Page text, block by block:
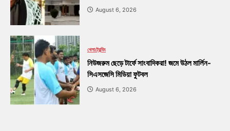
August 6, 2026
খেলাট্রেন্ডিং
নিউজরুম ছেড়ে টার্ফে সাংবাদিকরা! জমে উঠল মার্লিন-
সিএসজেসি মিডিয়া ফুটবল
August 6, 2026